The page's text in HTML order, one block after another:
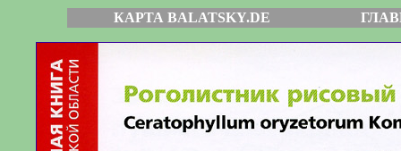
КАРТА BALATSKY.DE